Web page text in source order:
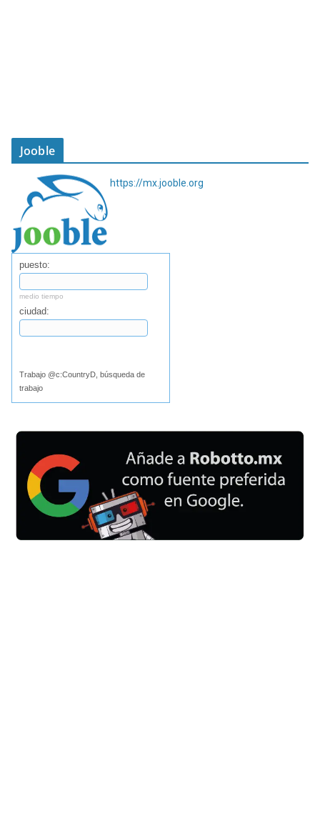
Jooble
https://mx.jooble.org
puesto:
medio tiempo
ciudad:
Trabajo @c:CountryD, búsqueda de
trabajo